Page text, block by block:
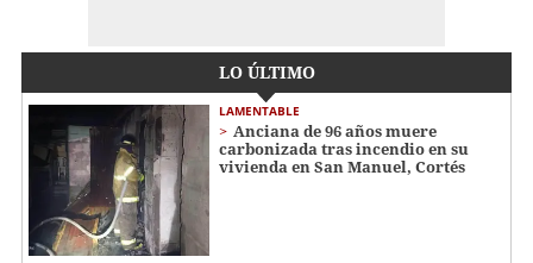
LO ÚLTIMO
LAMENTABLE
Anciana de 96 años muere
carbonizada tras incendio en su
vivienda en San Manuel, Cortés